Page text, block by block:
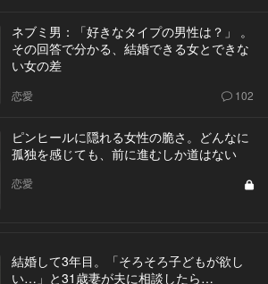
ネブミ男：「好きなタイプの男性は？」 。
その回答で分かる、結婚できる女とできな
い女の差
恋愛 102
ピンヒールに隠れる女性の脆さ。どんなに
孤独を感じても、前に進むしか道はない
恋愛
結婚して3年目。「そろそろ子どもが欲し
い…」と31歳妻が夫に相談したら…